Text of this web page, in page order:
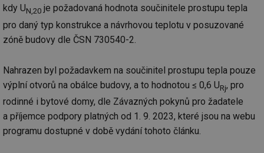
kdy UN,20 je požadovaná hodnota součinitele prostupu tepla
pro daný typ konstrukce a návrhovou teplotu v posuzované
zóně budovy dle ČSN 730540-2.
Nahrazen byl požadavkem na součinitel prostupu tepla pouze
výplní otvorů na obálce budovy, a to hodnotou ≤ 0,6 URj, pro
rodinné i bytové domy, dle Závazných pokynů pro žadatele
a příjemce podpory platných od 1. 9. 2023, které jsou na webu
programu dostupné v době vydání tohoto článku.